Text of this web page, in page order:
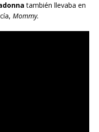
también llevaba en
Mommy.